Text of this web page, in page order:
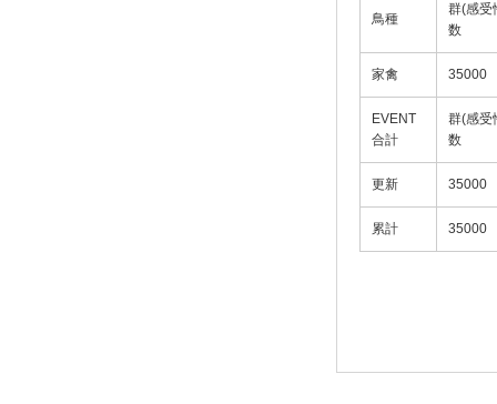
鳥種
群(感受
数
家禽 35000
EVENT
合計
群(感受
数
更新 35000
累計 35000